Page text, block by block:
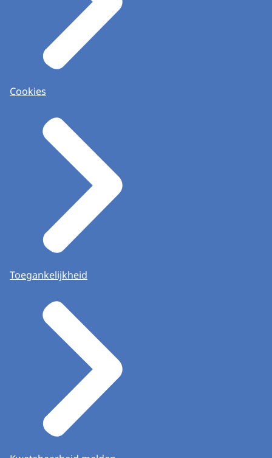
Cookies
Toegankelijkheid